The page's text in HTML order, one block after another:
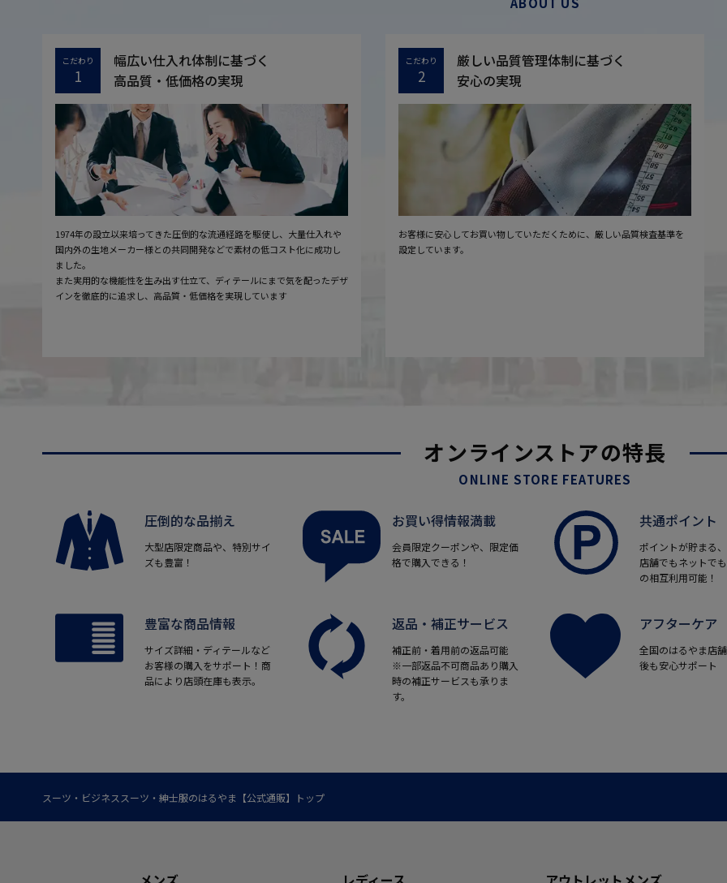
こだわり
1
幅広い仕入れ体制に基づく
高品質・低価格の実現
1974年の設立以来培ってきた圧倒的な流通経路を駆使し、大量仕入れや
国内外の生地メーカー様との共同開発などで素材の低コスト化に成功し
ました。
また実用的な機能性を生み出す仕立て、ディテールにまで気を配ったデザ
インを徹底的に追求し、高品質・低価格を実現しています
こだわり
2
厳しい品質管理体制に基づく
安心の実現
お客様に安心してお買い物していただくために、厳しい品質検査基準を
設定しています。
オンラインストアの特長
ONLINE STORE FEATURES
圧倒的な品揃え
大型店限定商品や、特別サイ
ズも豊富！
お買い得情報満載
会員限定クーポンや、限定価
格で購入できる！
共通ポイント
ポイントが貯まる
店舗でもネットで
の相互利用可能！
豊富な商品情報
サイズ詳細・ディテールなど
お客様の購入をサポート！商
品により店頭在庫も表示。
返品・補正サービス
補正前・着用前の返品可能
※一部返品不可商品あり購入
時の補正サービスも承りま
す。
アフターケア
全国のはるやま店
後も安心サポート
スーツ・ビジネススーツ・紳士服のはるやま【公式通販】トップ